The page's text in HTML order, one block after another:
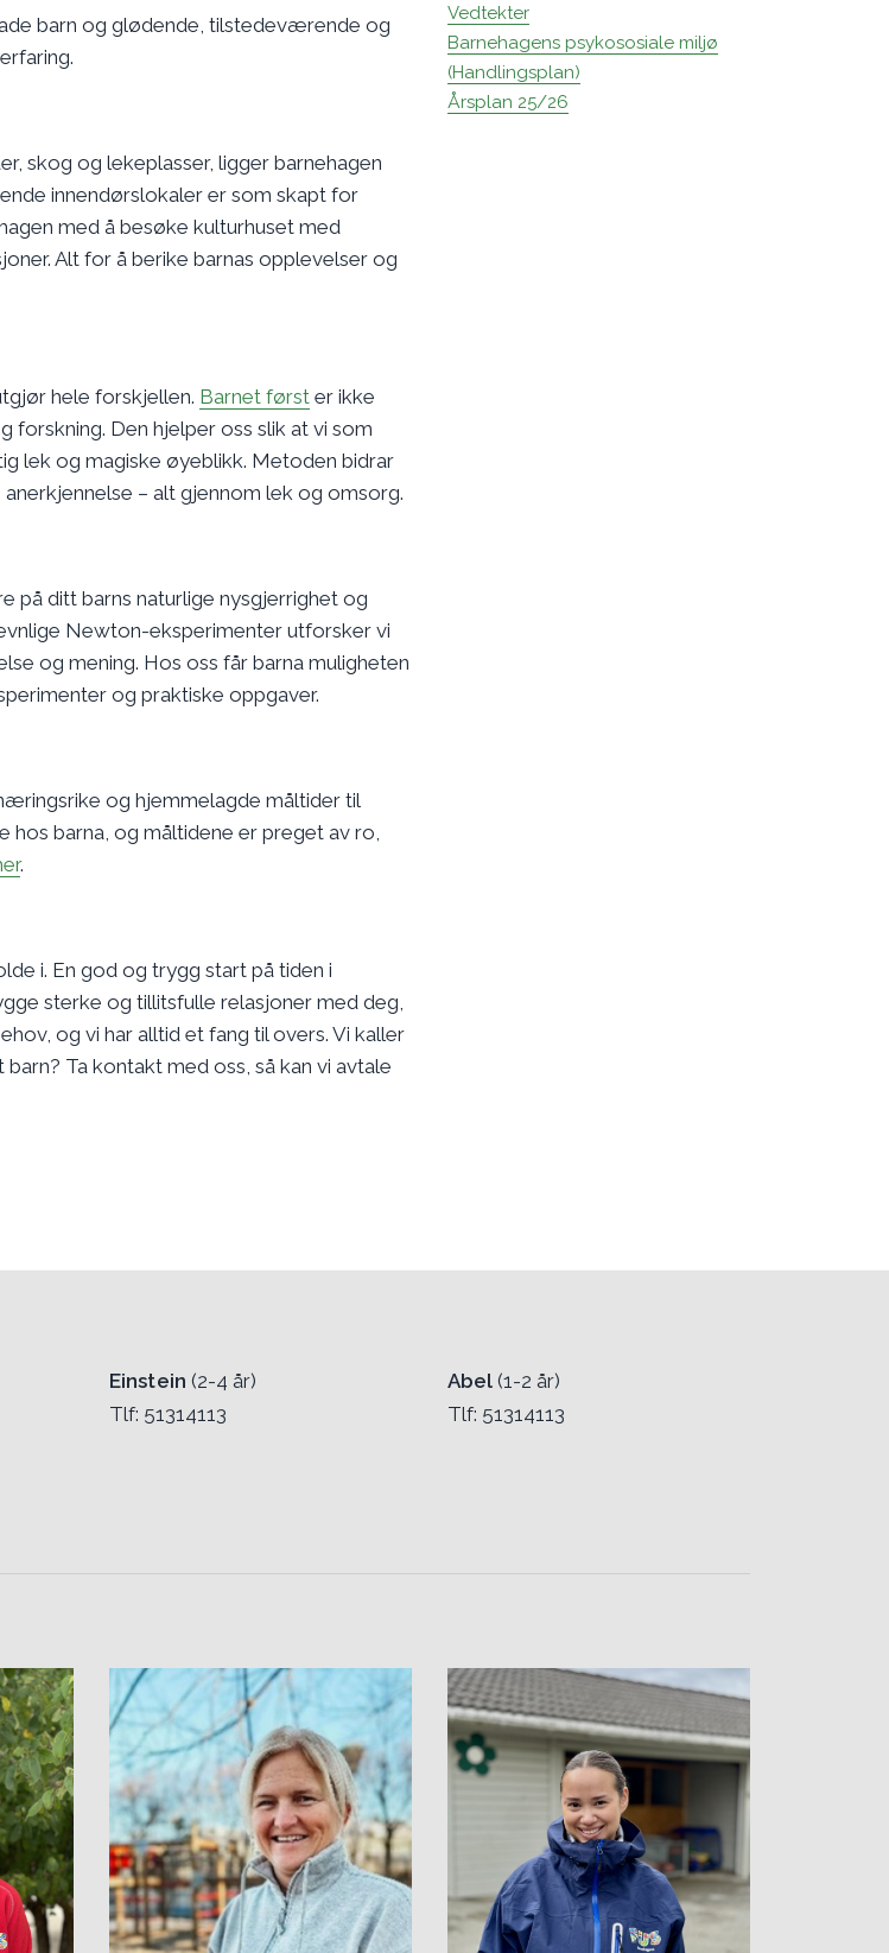
barn og glødende, tilstedeværende og
skog og lekeplasser, ligger barnehagen
innendørslokaler er som skapt for
med å besøke kulturhuset med
Alt for å berike barnas opplevelser og
hele forskjellen. Barnet først er ikke
forskning. Den hjelper oss slik at vi som
lek og magiske øyeblikk. Metoden bidrar
– alt gjennom lek og omsorg.
på ditt barns naturlige nysgjerrighet og
Newton-eksperimenter utforsker vi
og mening. Hos oss får barna muligheten
og praktiske oppgaver.
og hjemmelagde måltider til
hos barna, og måltidene er preget av ro,
.
i. En god og trygg start på tiden i
sterke og tillitsfulle relasjoner med deg,
og vi har alltid et fang til overs. Vi kaller
Ta kontakt med oss, så kan vi avtale
Vedtekter
Barnehagens psykososiale miljø
(Handlingsplan)
Årsplan 25/26
Einstein (2-4 år)
Tlf: 51314113
Abel (1-2 år)
Tlf: 51314113